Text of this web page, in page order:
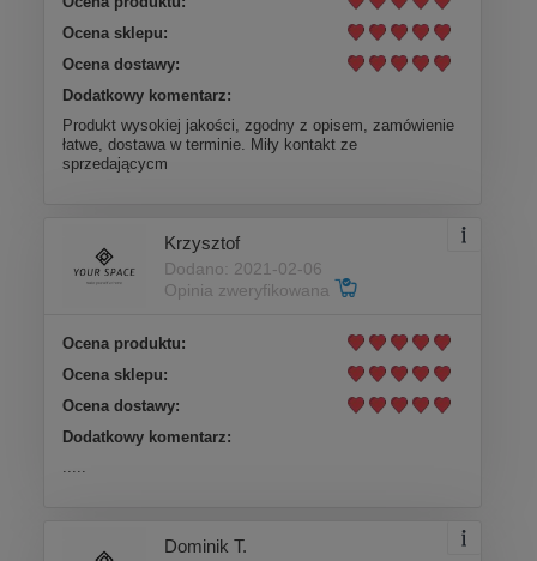
Ocena sklepu:
Ocena dostawy:
Dodatkowy komentarz:
Produkt wysokiej jakości, zgodny z opisem, zamówienie
łatwe, dostawa w terminie. Miły kontakt ze
sprzedającycm
Krzysztof
Dodano: 2021-02-06
Opinia zweryfikowana
Ocena produktu:
Ocena sklepu:
Ocena dostawy:
Dodatkowy komentarz:
Dominik T.